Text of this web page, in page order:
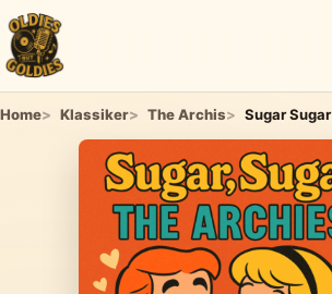
Home Klassiker The Archis Sugar Sugar